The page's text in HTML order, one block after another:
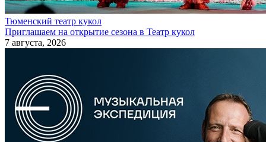
Тюменский театр кукол
Приглашаем на открытие сезона в Театр кукол
7 августа, 2026